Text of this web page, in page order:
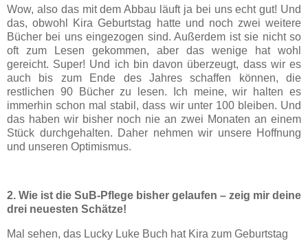
Wow, also das mit dem Abbau läuft ja bei uns echt gut! Und
das, obwohl Kira Geburtstag hatte und noch zwei weitere
Bücher bei uns eingezogen sind. Außerdem ist sie nicht so
oft zum Lesen gekommen, aber das wenige hat wohl
gereicht. Super! Und ich bin davon überzeugt, dass wir es
auch bis zum Ende des Jahres schaffen können, die
restlichen 90 Bücher zu lesen. Ich meine, wir halten es
immerhin schon mal stabil, dass wir unter 100 bleiben. Und
das haben wir bisher noch nie an zwei Monaten an einem
Stück durchgehalten. Daher nehmen wir unsere Hoffnung
und unseren Optimismus.
2. Wie ist die SuB-Pflege bisher gelaufen – zeig mir deine
drei neuesten Schätze!
Mal sehen, das Lucky Luke Buch hat Kira zum Geburtstag